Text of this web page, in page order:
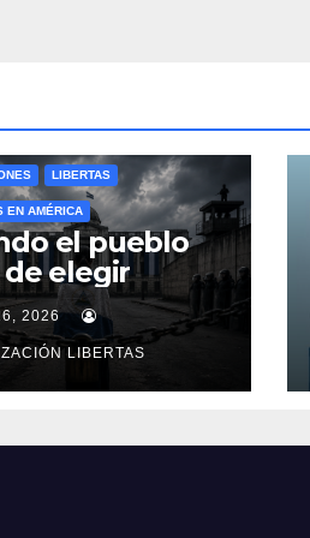
LIBERTAS
EN AMÉRICA
el pueblo
elegir
2026
LIBERTAS